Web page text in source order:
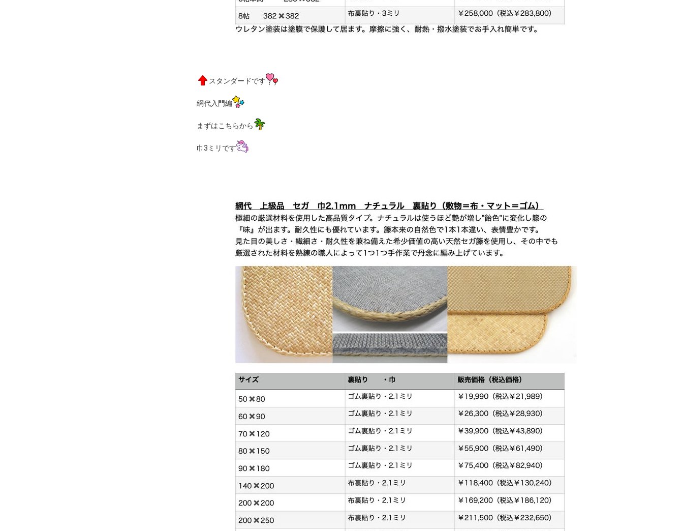
スタンダードです
網代入門編
まずはこちらから
巾3ミリです